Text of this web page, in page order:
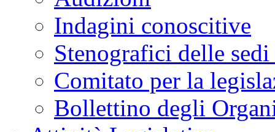
Indagini conoscitive
Stenografici delle
Comitato per la
Bollettino degli